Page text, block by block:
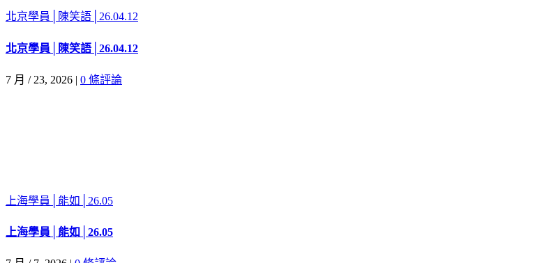
北京學員│陳笑語│26.04.12
北京學員│陳笑語│26.04.12
7 月 / 23, 2026 | 0 條評論
上海學員│能如│26.05
上海學員│能如│26.05